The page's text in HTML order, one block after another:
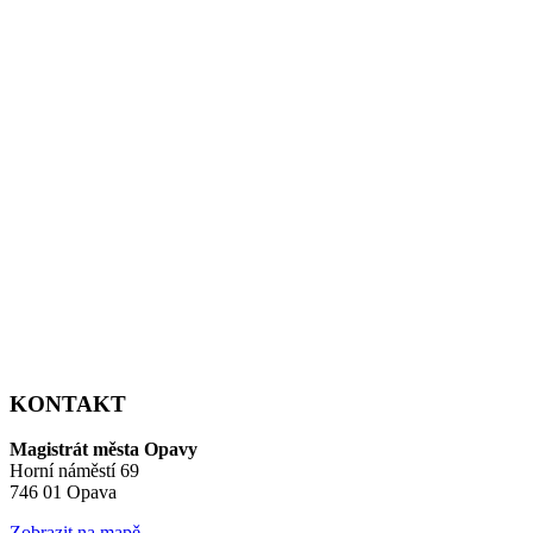
KONTAKT
Magistrát města Opavy
Horní náměstí 69
746 01 Opava